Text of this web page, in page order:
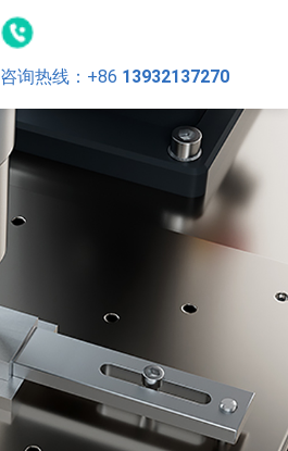
咨询热线： +86 13932137270